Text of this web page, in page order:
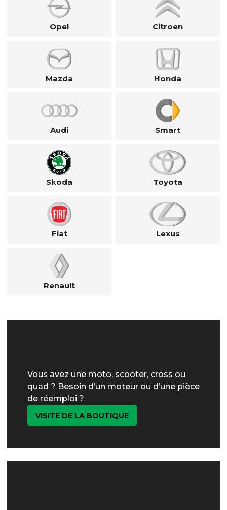
Opel Citroen
Mazda Honda
Audi Smart
Skoda Toyota
Fiat Lexus
Renault
Vous avez une moto, scooter, cross ou
quad ? Besoin d’un moteur ou d’une pièce
de réemploi ?
VISITE DE LA BOUTIQUE